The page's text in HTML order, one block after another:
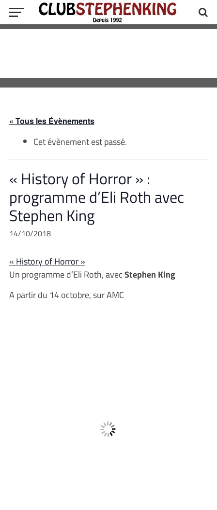
« Tous les Évènements
Cet évènement est passé.
« History of Horror » :
programme d’Eli Roth avec
Stephen King
14/10/2018
« History of Horror »
Un programme d’Eli Roth, avecStephen King
A partir du 14 octobre, sur AMC